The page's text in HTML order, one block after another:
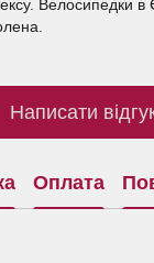
Велосипедки в
Написати
Оплата